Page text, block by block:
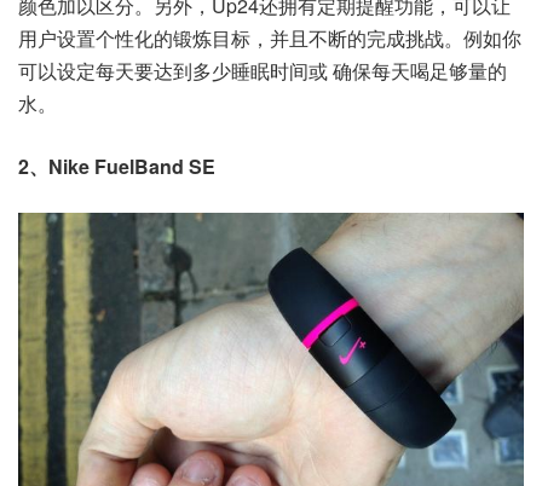
用户设置个性化的锻炼目标，并且不断的完成挑战。例如你
可以设定每天要达到多少睡眠时间或 确保每天喝足够量的
水。
2、Nike FuelBand SE